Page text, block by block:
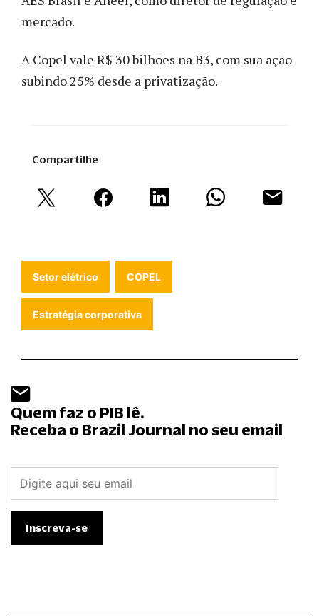
mercado.
A Copel vale R$ 30 bilhões na B3, com sua ação
subindo 25% desde a privatização.
Compartilhe
Setor elétrico COPEL
Estratégia corporativa
Quem faz o PIB lê.
Receba o Brazil Journal no seu email